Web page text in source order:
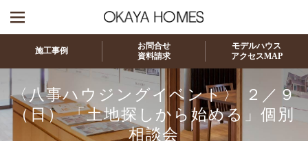
施工事例
お問合せ
資料請求
モデルハウス
アクセスMAP
〈八事ハウジングイベント〉 ２／９
（日） 「土地探しから始める」個別
相談会